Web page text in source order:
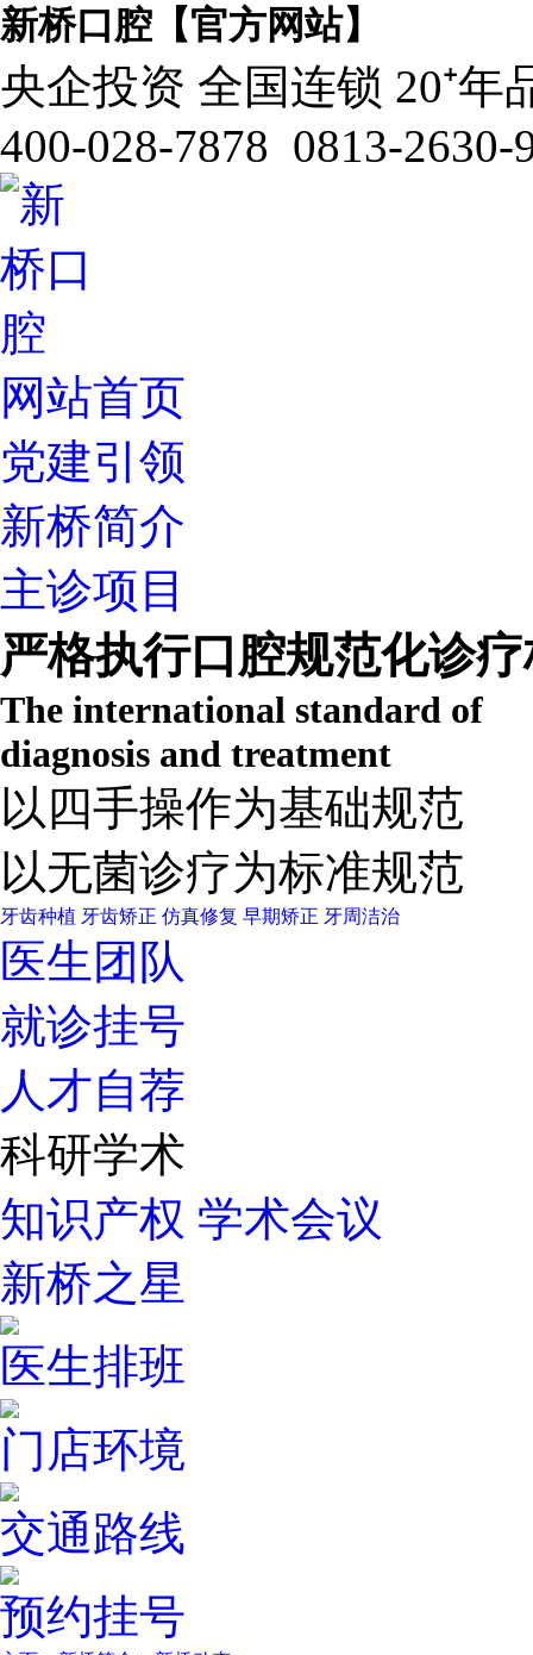
新桥口腔【官方网站】
央企投资 全国连锁 20⁺年
400-028-7878 0813-2630-
网站首页
党建引领
新桥简介
主诊项目
严格执行口腔规范化诊
The international standard of
diagnosis and treatment
以四手操作为基础规范
以无菌诊疗为标准规范
牙齿种植 牙齿矫正 仿真修复 早期矫正 牙周洁治
医生团队
就诊挂号
人才自荐
科研学术
知识产权 学术会议
新桥之星
医生排班
门店环境
交通路线
预约挂号